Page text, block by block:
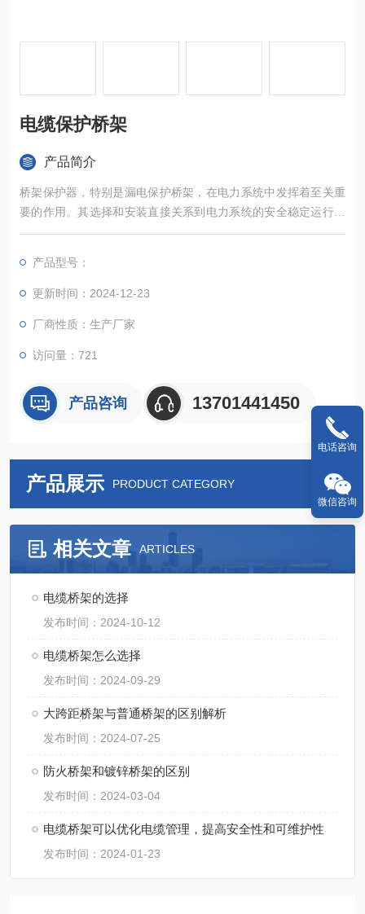
电缆保护桥架
产品简介
桥架保护器，特别是漏电保护桥架，在电力系统中发挥着至关重
要的作用。其选择和安装直接关系到电力系统的安全稳定运行。
因此，在选购和安装过程中，应充分考虑负载能力、防护等级和
产品型号：
更新时间：2024-12-23
厂商性质：生产厂家
访问量：721
产品咨询 13701441450
产品展示 PRODUCT CATEGORY
相关文章 ARTICLES
电缆桥架的选择
发布时间：2024-10-12
电缆桥架怎么选择
发布时间：2024-09-29
大跨距桥架与普通桥架的区别解析
发布时间：2024-07-25
防火桥架和镀锌桥架的区别
发布时间：2024-03-04
电缆桥架可以优化电缆管理，提高安全性和可维护性
发布时间：2024-01-23
电话咨询
微信咨询